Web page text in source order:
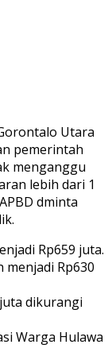
Utara
pemerintah
menganggu
lebih dari 1
dminta
Rp659 juta.
menjadi Rp630
dikurangi
Warga Hulawa